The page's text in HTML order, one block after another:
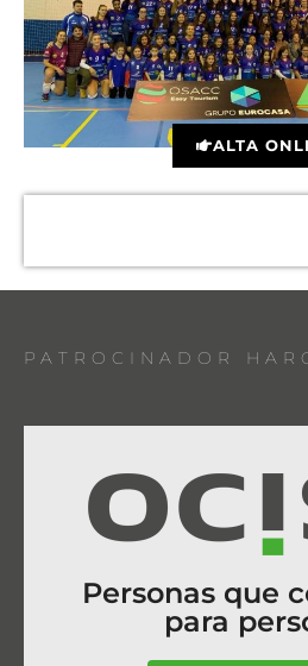
ALTA
PATROCINADOR
Personas que
para